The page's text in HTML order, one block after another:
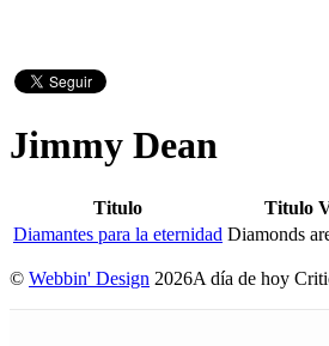
Jimmy Dean
Titulo Titulo
Diamantes para la eternidad Diamonds
© Webbin' Design 2026A día de hoy